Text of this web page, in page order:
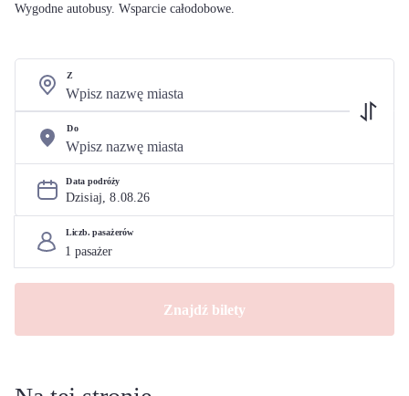
Wygodne autobusy. Wsparcie całodobowe.
Z
Do
Data podróży
Dzisiaj, 8.08.26
Liczb. pasażerów
Znajdź bilety